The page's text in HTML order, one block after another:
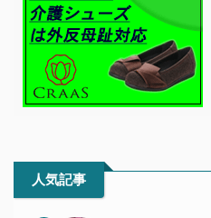
人気記事